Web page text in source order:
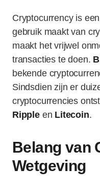
Cryptocurrency is
gebruik maakt van
maakt het vrijwel
transacties te doen.
bekende
Sindsdien zijn er
cryptocurrencies
Rippleen Litecoin.
Belang van
Wetgeving